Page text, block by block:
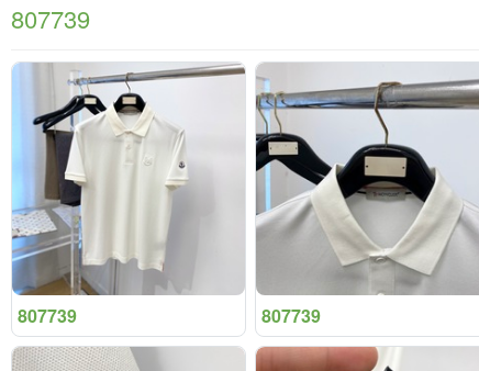
807739
807739 807739